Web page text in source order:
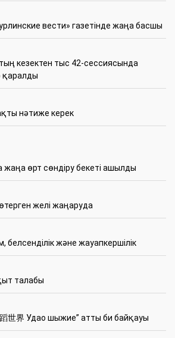
вести» газетінде жаңа басшы
кезектен тыс 42-сессиясында
қаралды
нәтиже керек
өрт сөндіру бекеті ашылды
желі жаңаруда
белсенділік және жауапкершілік
талабы
世界 Удао шыжие” атты би байқауы